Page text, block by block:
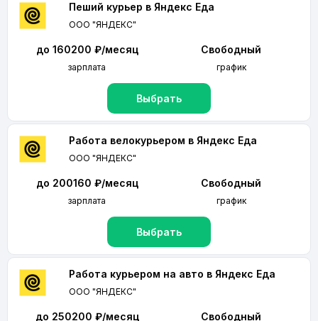
Пеший курьер в Яндекс Еда
ООО "ЯНДЕКС"
до 160200 ₽/месяц
зарплата
Свободный
график
Выбрать
Работа велокурьером в Яндекс Еда
ООО "ЯНДЕКС"
до 200160 ₽/месяц
зарплата
Свободный
график
Выбрать
Работа курьером на авто в Яндекс Еда
ООО "ЯНДЕКС"
до 250200 ₽/месяц Свободный